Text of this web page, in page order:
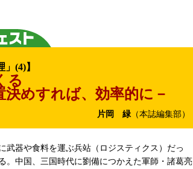
(4)】
る
めすれば、効率的に－
片岡 緑（本誌編集部）
器や食料を運ぶ兵站（ロジスティクス）だっ
。中国、三国時代に劉備につかえた軍師・諸葛亮